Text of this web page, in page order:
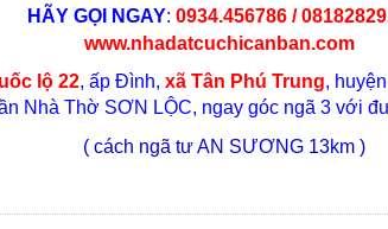
HÃY GỌI NGAY: 0934.456786 /
www.nhadatcuchicanban.com
lộ 22, ấp Đình, xã Tân Phú Trung,
Nhà Thờ SƠN LỘC, ngay góc ngã 3 với
( cách ngã tư AN SƯƠNG 13km )